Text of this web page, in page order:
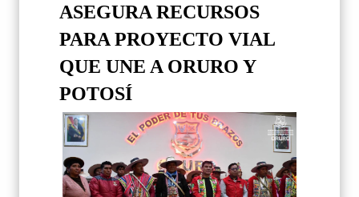
ASEGURA RECURSOS
PARA PROYECTO VIAL
QUE UNE A ORURO Y
POTOSÍ